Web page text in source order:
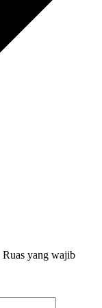
Ruas yang wajib